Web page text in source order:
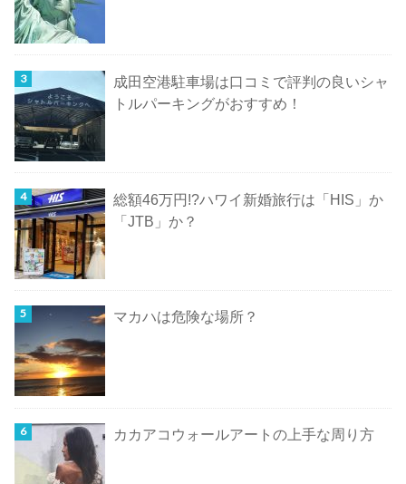
成田空港駐車場は口コミで評判の良いシャ
トルパーキングがおすすめ！
総額46万円!?ハワイ新婚旅行は「HIS」か
「JTB」か？
マカハは危険な場所？
カカアコウォールアートの上手な周り方